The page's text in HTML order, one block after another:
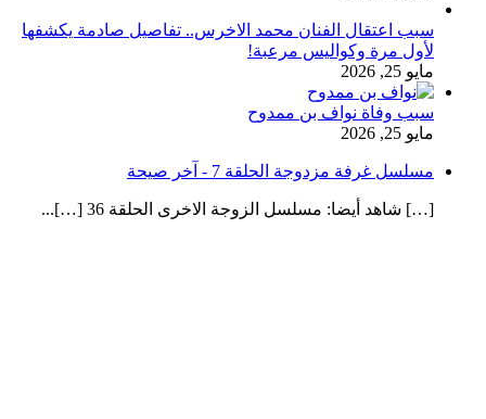
سبب اعتقال الفنان محمد الاخرس.. تفاصيل صادمة يكشفها
لأول مرة وكواليس مرعبة!
مايو 25, 2026
سبب وفاة نواف بن ممدوح
مايو 25, 2026
مسلسل غرفة مزدوجة الحلقة 7 - آخر صيحة
[…] شاهد أيضا: مسلسل الزوجة الاخرى الحلقة 36 […]...